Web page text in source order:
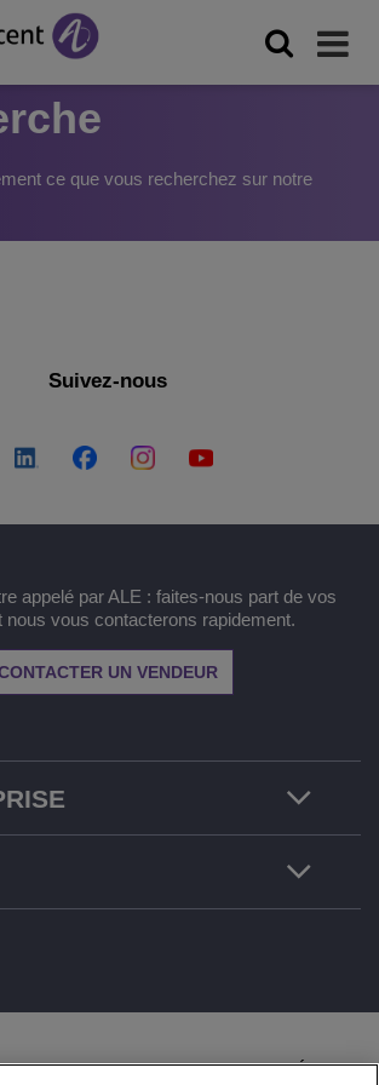
ce que vous recherchez sur notre
Suivez-nous
appelé par ALE : faites-nous part de vos
nous vous contacterons rapidement.
UN VENDEUR
JURIDIQUE CONFIDENTIALITÉ